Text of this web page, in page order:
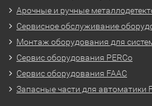
Арочные и ручные
Сервисное обслуживание
Монтаж оборудования для
Сервис оборудования PERCo
Сервис оборудования FAAC
Запасные части для автоматики